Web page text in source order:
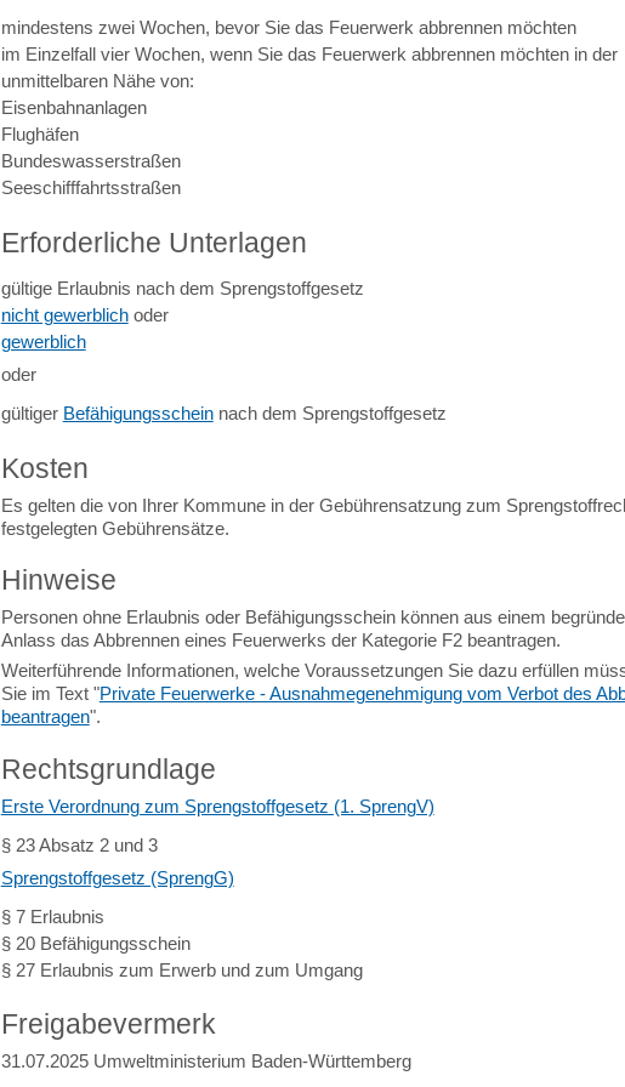
mindestens zwei Wochen, bevor Sie das Feuerwerk abbrennen möchten
im Einzelfall vier Wochen, wenn Sie das Feuerwerk abbrennen möchten in der
unmittelbaren Nähe von:
Eisenbahnanlagen
Flughäfen
Bundeswasserstraßen
Seeschifffahrtsstraßen
Erforderliche Unterlagen
gültige Erlaubnis nach dem Sprengstoffgesetz
nicht gewerblichoder
gewerblich
oder
gültiger Befähigungsscheinnach dem Sprengstoffgesetz
Kosten
Es gelten die von Ihrer Kommune in der Gebührensatzung zum
festgelegten Gebührensätze.
Hinweise
Personen ohne Erlaubnis oder Befähigungsschein können aus einem
Anlass das Abbrennen eines Feuerwerks der Kategorie F2 beantragen.
Weiterführende Informationen, welche Voraussetzungen Sie dazu erfüllen
Sie im Text "Private Feuerwerke - Ausnahmegenehmigung vom Verbot des
beantragen".
Rechtsgrundlage
Erste Verordnung zum Sprengstoffgesetz (1. SprengV)
§ 23 Absatz 2 und 3
Sprengstoffgesetz (SprengG)
§ 7 Erlaubnis
§ 20 Befähigungsschein
§ 27 Erlaubnis zum Erwerb und zum Umgang
Freigabevermerk
31.07.2025 Umweltministerium Baden-Württemberg